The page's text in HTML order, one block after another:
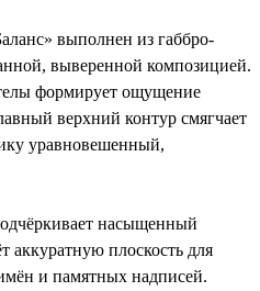
выполнен из габбро-
выверенной композицией.
формирует ощущение
верхний контур смягчает
уравновешенный,
насыщенный
аккуратную плоскость для
и памятных надписей.